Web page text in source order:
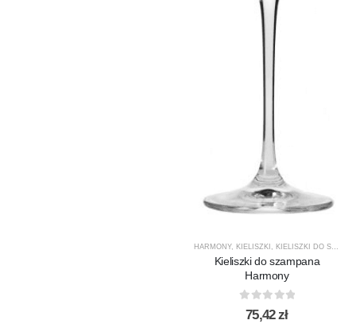
HARMONY, KIELISZKI KIELISZKI DO SZAMPANA
Kieliszki do szampana
Harmony
out of 5
75,42zł